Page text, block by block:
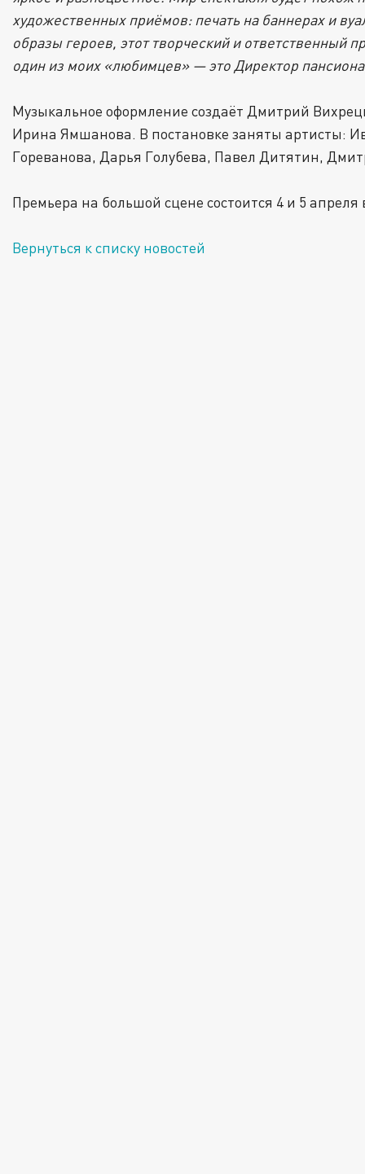
художественных приёмов: печать на баннерах и
образы героев, этот творческий и ответственный
один из моих «любимцев» — это Директор
Музыкальное оформление создаёт Дмитрий
Ирина Ямшанова. В постановке заняты артисты:
Гореванова, Дарья Голубева, Павел Дитятин,
Премьера на большой сцене состоится 4 и 5
Вернуться к списку новостей